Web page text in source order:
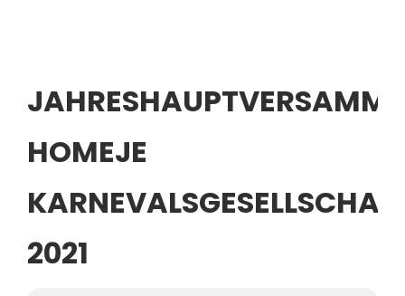
HOMEJE
2021